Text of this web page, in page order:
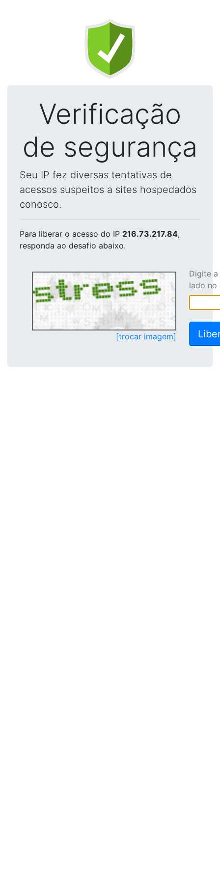
Verificação
de segurança
Seu IP fez diversas tentativas de
acessos suspeitos a sites hospedados
conosco.
Para liberar o acesso do IP 216.73.217.84,
responda ao desafio abaixo.
[trocar imagem]
Digite
lado no